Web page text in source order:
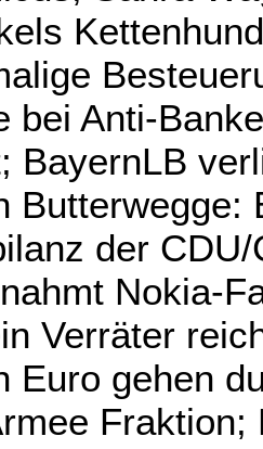
bei Anti-
BayernLB
Butterwegge:
der
Nokia-
Verräter
Euro gehen